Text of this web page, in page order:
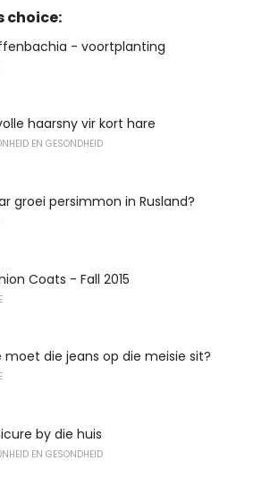
choice:
- voortplanting
haarsny vir kort hare
EN GESONDHEID
groei persimmon in Rusland?
Coats - Fall 2015
moet die jeans op die meisie sit?
by die huis
EN GESONDHEID